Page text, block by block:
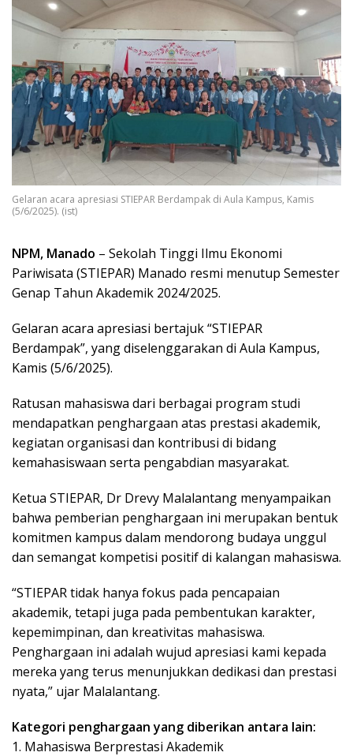
Gelaran acara apresiasi STIEPAR Berdampak di Aula Kampus, Kamis
(5/6/2025). (ist)
NPM, Manado – Sekolah Tinggi Ilmu Ekonomi
Pariwisata (STIEPAR) Manado resmi menutup Semester
Genap Tahun Akademik 2024/2025.
Gelaran acara apresiasi bertajuk “STIEPAR
Berdampak”, yang diselenggarakan di Aula Kampus,
Kamis (5/6/2025).
Ratusan mahasiswa dari berbagai program studi
mendapatkan penghargaan atas prestasi akademik,
kegiatan organisasi dan kontribusi di bidang
kemahasiswaan serta pengabdian masyarakat.
Ketua STIEPAR, Dr Drevy Malalantang menyampaikan
bahwa pemberian penghargaan ini merupakan bentuk
komitmen kampus dalam mendorong budaya unggul
dan semangat kompetisi positif di kalangan mahasiswa.
“STIEPAR tidak hanya fokus pada pencapaian
akademik, tetapi juga pada pembentukan karakter,
kepemimpinan, dan kreativitas mahasiswa.
Penghargaan ini adalah wujud apresiasi kami kepada
mereka yang terus menunjukkan dedikasi dan prestasi
nyata,” ujar Malalantang.
Kategori penghargaan yang diberikan antara lain:
1. Mahasiswa Berprestasi Akademik